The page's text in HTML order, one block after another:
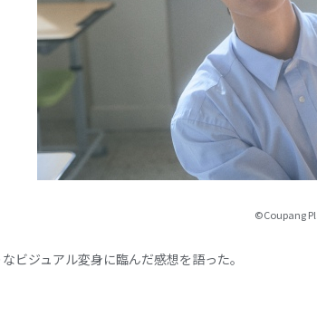
©Coupang
ビジュアル変身に臨んだ感想を語った。